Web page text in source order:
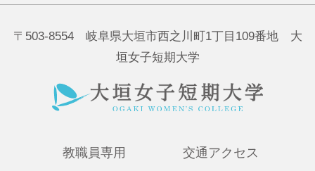
〒503-8554 岐阜県大垣市西之川町1丁目109番地 大
垣女子短期大学
教職員専用
交通アクセス